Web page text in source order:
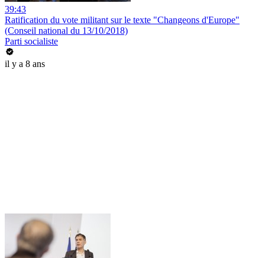
39:43
Ratification du vote militant sur le texte "Changeons d'Europe"
(Conseil national du 13/10/2018)
Parti socialiste
il y a 8 ans